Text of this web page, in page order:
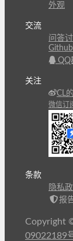
外观
交流
问答
QQ
关注
CL
微信订
条款
隐私
报
Copyright
09022189